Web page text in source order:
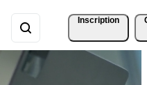
Inscription